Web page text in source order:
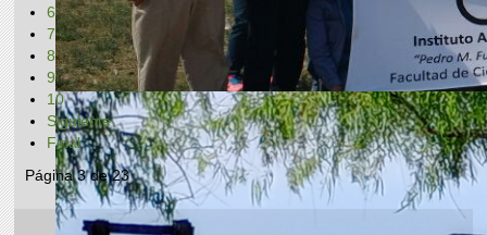
6
7
8
9
10
Siguiente
Final
Página 3 de 23